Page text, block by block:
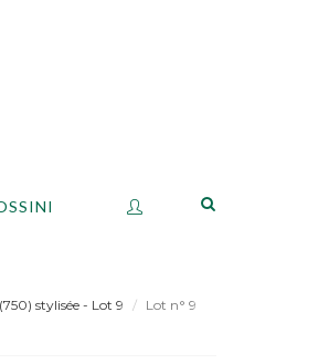
stylisée - Lot 9 Lot n° 9